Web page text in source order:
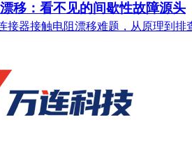
移：看不见的间歇性故障源头
接器接触电阻漂移难题，从原理到排